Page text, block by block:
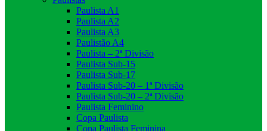
Paulista A1
Paulista A2
Paulista A3
Paulistão A4
Paulista – 2ª Divisão
Paulista Sub-15
Paulista Sub-17
Paulista Sub-20 – 1ª Divisão
Paulista Sub-20 – 2ª Divisão
Paulista Feminino
Copa Paulista
Copa Paulista Feminina